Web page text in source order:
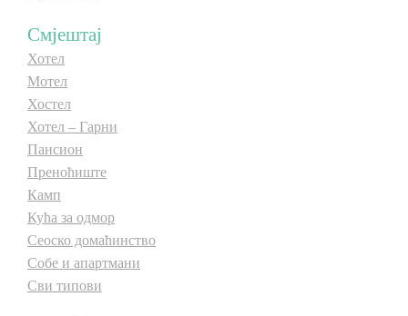
Смјештај
Хотел
Мотел
Хостел
Хотел – Гарни
Пансион
Преноћиште
Камп
Кућа за одмор
Сеоско домаћинство
Собе и апартмани
Сви типови